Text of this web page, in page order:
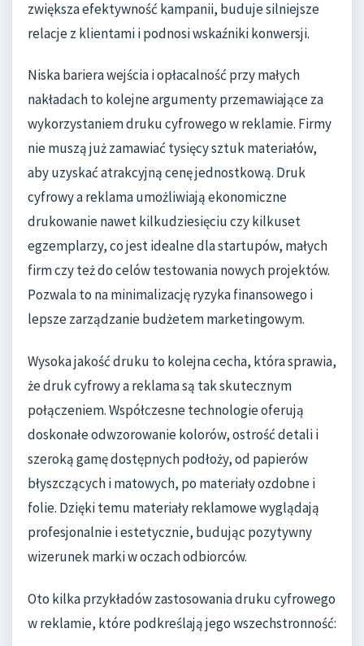
zwiększa efektywność kampanii, buduje silniejsze
relacje z klientami i podnosi wskaźniki konwersji.
Niska bariera wejścia i opłacalność przy małych
nakładach to kolejne argumenty przemawiające za
wykorzystaniem druku cyfrowego w reklamie. Firmy
nie muszą już zamawiać tysięcy sztuk materiałów,
aby uzyskać atrakcyjną cenę jednostkową. Druk
cyfrowy a reklama umożliwiają ekonomiczne
drukowanie nawet kilkudziesięciu czy kilkuset
egzemplarzy, co jest idealne dla startupów, małych
firm czy też do celów testowania nowych projektów.
Pozwala to na minimalizację ryzyka finansowego i
lepsze zarządzanie budżetem marketingowym.
Wysoka jakość druku to kolejna cecha, która sprawia,
że druk cyfrowy a reklama są tak skutecznym
połączeniem. Współczesne technologie oferują
doskonałe odwzorowanie kolorów, ostrość detali i
szeroką gamę dostępnych podłoży, od papierów
błyszczących i matowych, po materiały ozdobne i
folie. Dzięki temu materiały reklamowe wyglądają
profesjonalnie i estetycznie, budując pozytywny
wizerunek marki w oczach odbiorców.
Oto kilka przykładów zastosowania druku cyfrowego
w reklamie, które podkreślają jego wszechstronność: